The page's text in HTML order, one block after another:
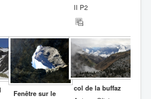
II P2
Fenêtre sur le
col de la buffaz